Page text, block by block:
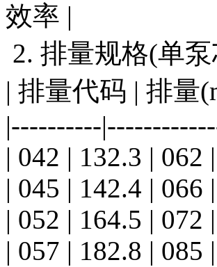
效率 |
2. 排量规格(单
| 排量代码 | 排量
|----------
| 042 | 132.3 | 062
| 045 | 142.4 | 066
| 052 | 164.5 | 072
| 057 | 182.8 | 085